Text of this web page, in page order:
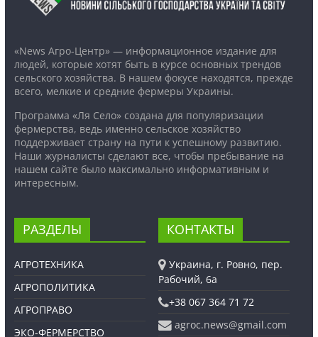
«News Агро-Центр» — информационное издание для
людей, которые хотят быть в курсе основных трендов
сельского хозяйства. В нашем фокусе находятся, прежде
всего, мелкие и средние фермеры Украины.
Программа «Ля Село» создана для популяризации
фермерства, ведь именно сельское хозяйство
поддерживает страну на пути к успешному развитию.
Наши журналисты сделают все, чтобы пребывание на
нашем сайте было максимально информативным и
интересным.
РАЗДЕЛЫ
АГРОТЕХНИКА
АГРОПОЛИТИКА
АГРОПРАВО
ЭКО-ФЕРМЕРСТВО
КОНТАКТЫ
Украина, г. Ровно, пер.
Рабочий, 6а
+38 067 364 71 72
agroc.news@gmail.com